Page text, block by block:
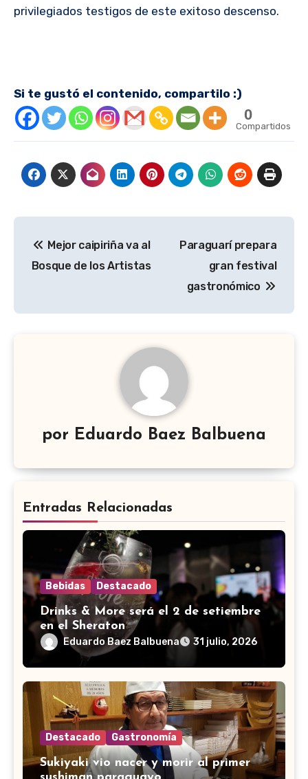
privilegiados testigos de este exitoso descenso.
Si te gustó el contenido, compartilo :)
0
Compartidos
de
Mejor caipiriña va al
Bosque de los Artistas
Paraguarí prepara
gran festival
gastronómico
por Eduardo Baez Balbuena
Entradas Relacionadas
Bebidas Destacado
Drinks & More será el 2 de setiembre
en el Sheraton
Eduardo Baez Balbuena 31 julio, 2026
Destacado Gastronomía
Sukiyaki vio nacer y morir al primer